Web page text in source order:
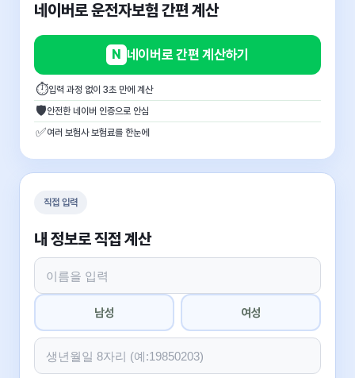
네이버로 운전자보험 간편 계산
N 네이버로 간편 계산하기
⏱입력 과정 없이 3초 만에 계산
🛡안전한 네이버 인증으로 안심
✅여러 보험사 보험료를 한눈에
직접 입력
내 정보로 직접 계산
남성 여성